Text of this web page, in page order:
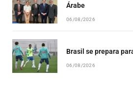
Árabe
06/08/2026
Brasil se prepara
06/08/2026